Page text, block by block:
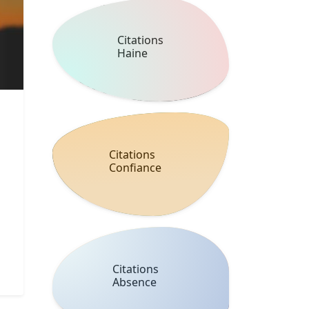
Citations
Haine
Citations
Confiance
Citations
Absence